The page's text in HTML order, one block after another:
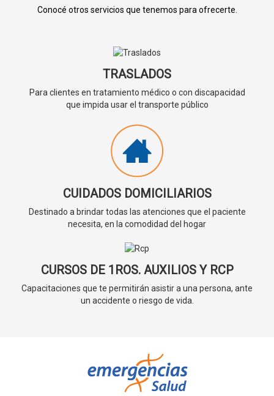
Conocé otros servicios que tenemos para ofrecerte.
TRASLADOS
Para clientes en tratamiento médico o con discapacidad
que impida usar el transporte público
CUIDADOS DOMICILIARIOS
Destinado a brindar todas las atenciones que el paciente
necesita, en la comodidad del hogar
CURSOS DE 1ROS. AUXILIOS Y RCP
Capacitaciones que te permitirán asistir a una persona, ante
un accidente o riesgo de vida.